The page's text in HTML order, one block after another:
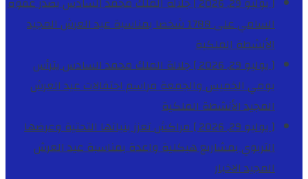
السامي على 1788 شخصا بمناسبة عيد العرش المجيد
الأنشطة الملكية
[ يوليو 29, 2026 ]
جلالة الملك محمد السادس يترأس
يومي الخميس والجمعة مراسم احتفالات عيد العرش
المجيدالأنشطة الملكية
[ يوليو 29, 2026 ]
مراكش تعزز بنياتها التحتية وعرضها
التربوي بمشاريع هيكلية واعدة بمناسبة عيد العرش
المجيدالاخبار